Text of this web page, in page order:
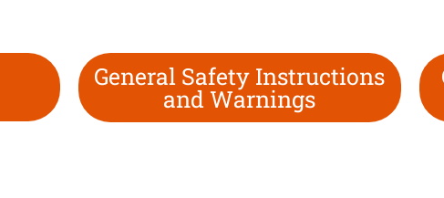
General Safety Instructions
and Warnings